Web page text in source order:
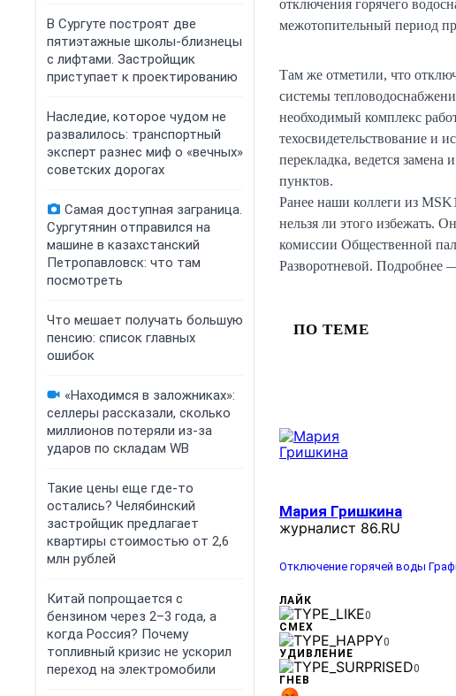
В Сургуте построят две
пятиэтажные школы-близнецы
с лифтами. Застройщик
приступает к проектированию
Наследие, которое чудом не
развалилось: транспортный
эксперт разнес миф о «вечных»
советских дорогах
Самая доступная заграница.
Сургутянин отправился на
машине в казахстанский
Петропавловск: что там
посмотреть
Что мешает получать большую
пенсию: список главных
ошибок
«Находимся в заложниках»:
селлеры рассказали, сколько
миллионов потеряли из-за
ударов по складам WB
Такие цены еще где-то
остались? Челябинский
застройщик предлагает
квартиры стоимостью от 2,6
млн рублей
Китай попрощается с
бензином через 2–3 года, а
когда Россия? Почему
топливный кризис не ускорил
переход на электромобили
отключения горячего
межотопительный период
Там же отметили, что
системы
необходимый комплекс
техосвидетельствование и
перекладка, ведется
пунктов.
Ранее наши коллеги из
нельзя ли этого избежать.
комиссии Общественной
Разворотневой. Подробнее
ПО ТЕМЕ
Мария Гришкина
журналист 86.RU
Отключение горячей воды
ЛАЙК
0
СМЕХ
0
УДИВЛЕНИЕ
0
ГНЕВ